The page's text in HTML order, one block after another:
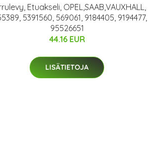
Etuakseli, OPEL,SAAB,VAUXHALL,
5391560, 569061, 9184405, 9194477,
95526651
44.16 EUR
LISÄTIETOJA